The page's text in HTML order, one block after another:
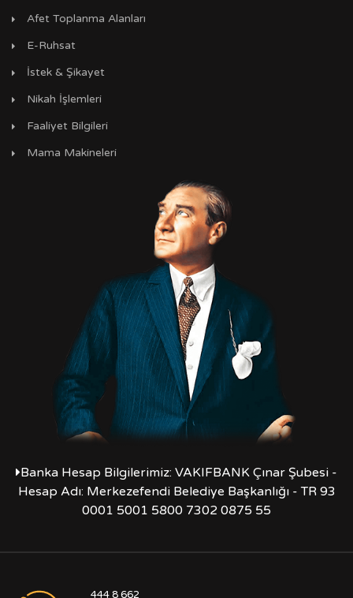
Afet Toplanma Alanları
E-Ruhsat
İstek & Şikayet
Nikah İşlemleri
Faaliyet Bilgileri
Mama Makineleri
Banka Hesap Bilgilerimiz: VAKIFBANK Çınar Şubesi -
Hesap Adı: Merkezefendi Belediye Başkanlığı - TR 93
0001 5001 5800 7302 0875 55
444 8 662